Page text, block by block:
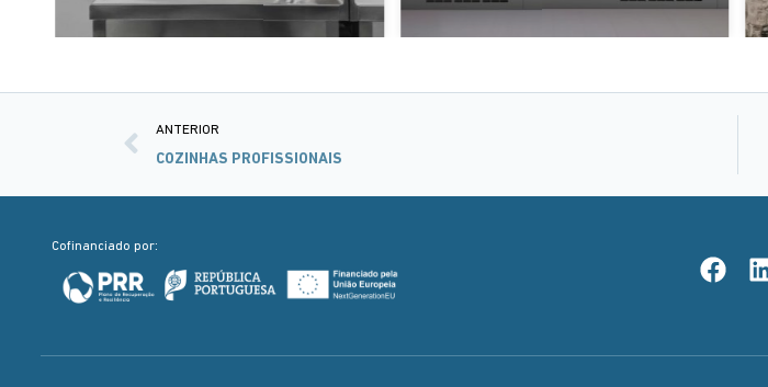
ANTERIOR
COZINHAS PROFISSIONAIS
Cofinanciado por: